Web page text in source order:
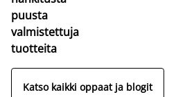
puusta
valmistettuja
tuotteita
Katso kaikki oppaat ja blogit